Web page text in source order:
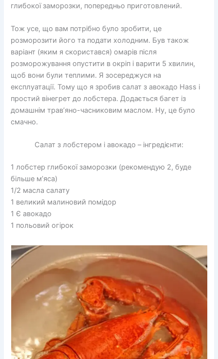
глибокої заморозки, попередньо приготовлений.
Тож усе, що вам потрібно було зробити, це
розморозити його та подати холодним. Був також
варіант (яким я скористався) омарів після
розморожування опустити в окріп і варити 5 хвилин,
щоб вони були теплими. Я зосереджуся на
експлуатації. Тому що я зробив салат з авокадо Hass і
простий вінегрет до лобстера. Додається багет із
домашнім трав’яно-часниковим маслом. Ну, це було
смачно.
Салат з лобстером і авокадо – інгредієнти:
1 лобстер глибокої заморозки (рекомендую 2, буде
більше м’яса)
1/2 масла салату
1 великий малиновий помідор
1 Є авокадо
1 польовий огірок